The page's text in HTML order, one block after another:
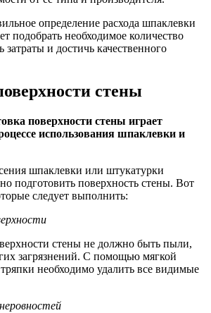
определение расхода шпаклевки
подобрать необходимое количество
затраты и достичь качественного
стены
поверхности стены играет
использования шпаклевки и
шпаклевки или штукатурки
подготовить поверхность стены. Вот
следует выполнить:
стены не должно быть пыли,
загрязнений. С помощью мягкой
необходимо удалить все видимые